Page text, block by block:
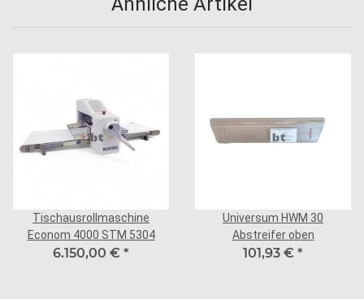
Tischausrollmaschine
Econom 4000 STM 5304
6.150,00 € *
Universum HWM 30
Abstreifer oben
101,93 € *